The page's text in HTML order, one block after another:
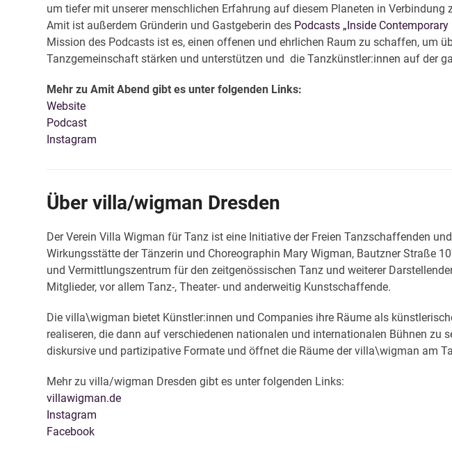
um tiefer mit unserer menschlichen Erfahrung auf diesem Planeten in Verbindung
Amit ist außerdem Gründerin und Gastgeberin des Podcasts „Inside Contemporary
Mission des Podcasts ist es, einen offenen und ehrlichen Raum zu schaffen, um
Tanzgemeinschaft stärken und unterstützen und die Tanzkünstler:innen auf der
Mehr zu Amit Abend gibt es unter folgenden Links:
Website
Podcast
Instagram
Über villa/wigman Dresden
Der Verein Villa Wigman für Tanz ist eine Initiative der Freien Tanzschaffenden
Wirkungsstätte der Tänzerin und Choreographin Mary Wigman, Bautzner Straße
und Vermittlungszentrum für den zeitgenössischen Tanz und weiterer
Mitglieder, vor allem Tanz-, Theater- und anderweitig Kunstschaffende.
Die villa\wigman bietet Künstler:innen und Companies ihre Räume als
realiseren, die dann auf verschiedenen nationalen und internationalen Bühnen
diskursive und partizipative Formate und öffnet die Räume der villa\wigman am
Mehr zu villa/wigman Dresden gibt es unter folgenden Links:
villawigman.de
Instagram
Facebook